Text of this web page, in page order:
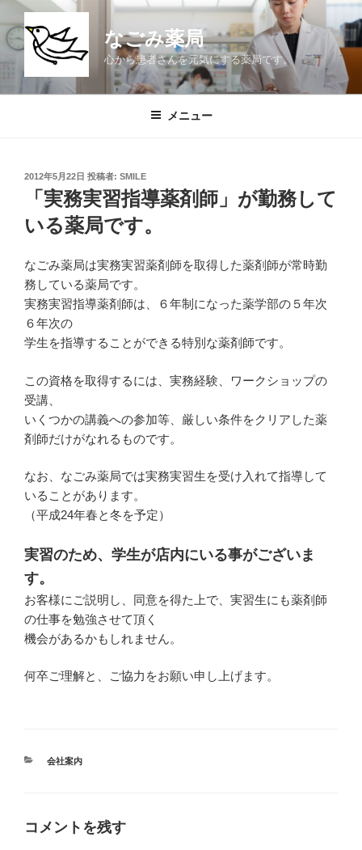
ン
テ
なごみ薬局
心から患者さんを元気にする薬局です。
メニュー
投
2012年5月22日 投稿者: SMILE
「実務実習指導薬剤師」が勤務して
いる薬局です。
なごみ薬局は実務実習薬剤師を取得した薬剤師が常時勤
務している薬局です。
実務実習指導薬剤師は、６年制になった薬学部の５年次
６年次の
学生を指導することができる特別な薬剤師です。
この資格を取得するには、実務経験、ワークショップの
受講、
いくつかの講義への参加等、厳しい条件をクリアした薬
剤師だけがなれるものです。
なお、なごみ薬局では実務実習生を受け入れて指導して
いることがあります。
（平成24年春と冬を予定）
実習のため、学生が店内にいる事がございま
す。
お客様にご説明し、同意を得た上で、実習生にも薬剤師
の仕事を勉強させて頂く
機会があるかもしれません。
何卒ご理解と、ご協力をお願い申し上げます。
カ
会社案内
コメントを残す